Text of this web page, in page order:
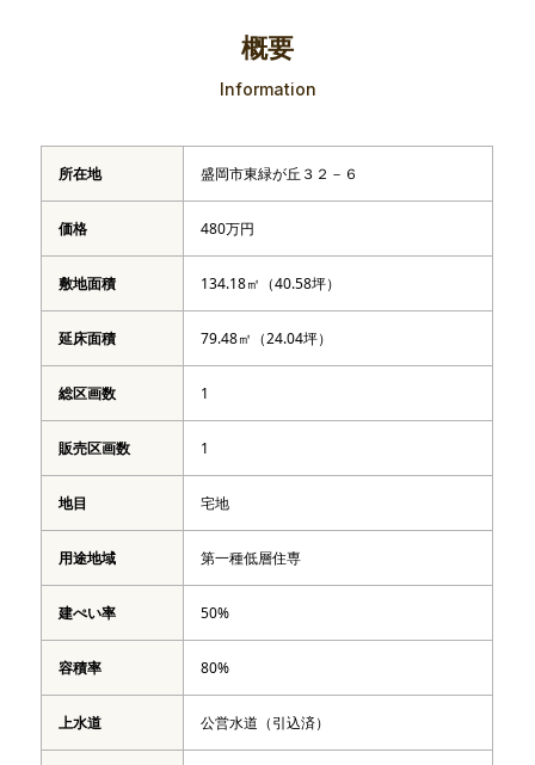
概要
Information
所在地 盛岡市東緑が丘３２－６
価格 480万円
敷地面積 134.18㎡（40.58坪）
延床面積 79.48㎡（24.04坪）
総区画数 1
販売区画数 1
地目 宅地
用途地域 第一種低層住専
建ぺい率 50%
容積率 80%
上水道 公営水道（引込済）